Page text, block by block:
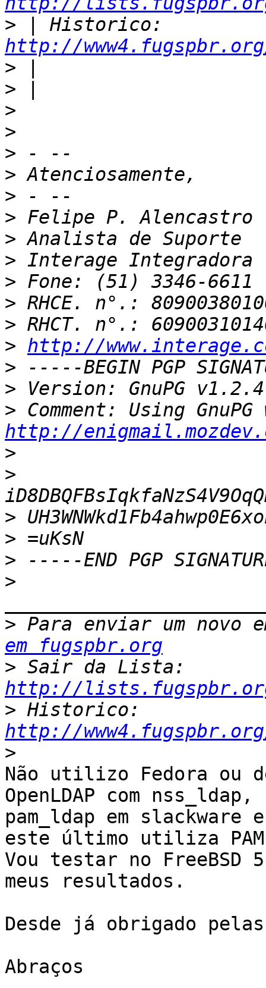
>
http://
>
>
>
>
>
>
>
>
>
>
>
>
>
> http://
>
>
>
http://
>
>
>
>
>
>
> Para enviar um
em fugspbr.org
>
http://
>
http://
>
Não utilizo Fedora ou
OpenLDAP com nss_ldap,
pam_ldap em slackware
este último utiliza
Vou testar no
meus resultados.
Desde já obrigado
Abraços